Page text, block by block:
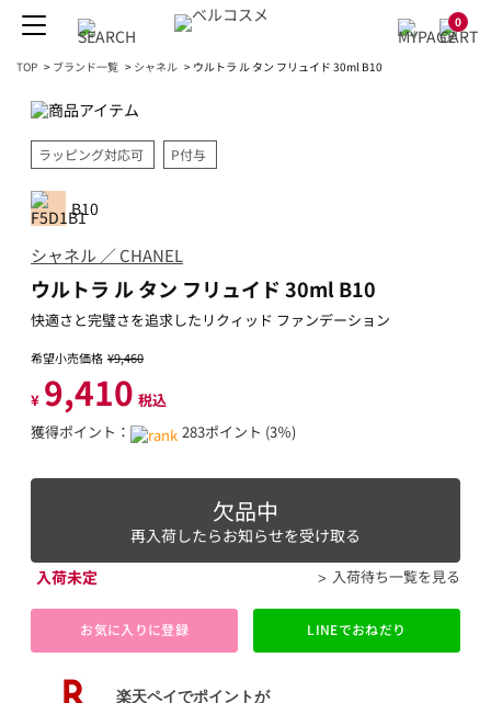
0
TOP > ブランド一覧 > シャネル > ウルトラ ル タン フリュイド 30ml B10
ラッピング対応可 P付与
B10
シャネル ／ CHANEL
ウルトラ ル タン フリュイド 30ml B10
快適さと完璧さを追求したリクィッド ファンデーション
希望小売価格 ¥9,460
¥ 9,410 税込
獲得ポイント：
283ポイント (3％)
欠品中
再入荷したらお知らせを受け取る
入荷未定
入荷待ち一覧を見る
お気に入りに登録 LINEでおねだり